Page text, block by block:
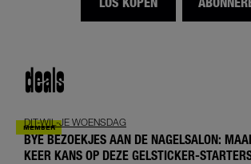
LOS KOPEN
deals
DIT-WIL-JE WOENSDAG
BYE BEZOEKJES AAN DE NAGELSALON:
KEER KANS OP DEZE GELSTICKER-